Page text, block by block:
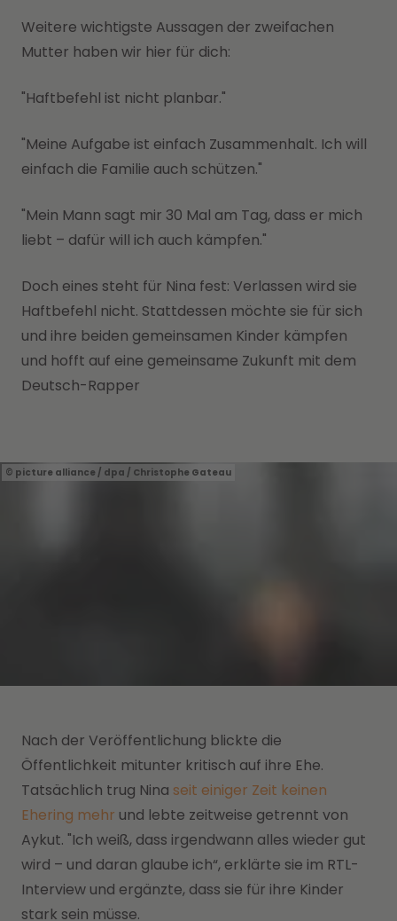
Weitere wichtigste Aussagen der zweifachen
Mutter haben wir hier für dich:
"Haftbefehl ist nicht planbar."
"Meine Aufgabe ist einfach Zusammenhalt. Ich will
einfach die Familie auch schützen."
"Mein Mann sagt mir 30 Mal am Tag, dass er mich
liebt – dafür will ich auch kämpfen."
Doch eines steht für Nina fest: Verlassen wird sie
Haftbefehl nicht. Stattdessen möchte sie für sich
und ihre beiden gemeinsamen Kinder kämpfen
und hofft auf eine gemeinsame Zukunft mit dem
Deutsch-Rapper
picture alliance / dpa / Christophe Gateau
Nach der Veröffentlichung blickte die
Öffentlichkeit mitunter kritisch auf ihre Ehe.
Tatsächlich trug Nina seit einiger Zeit keinen
Ehering mehr und lebte zeitweise getrennt von
Aykut. "Ich weiß, dass irgendwann alles wieder gut
wird – und daran glaube ich“, erklärte sie im RTL-
Interview und ergänzte, dass sie für ihre Kinder
stark sein müsse.